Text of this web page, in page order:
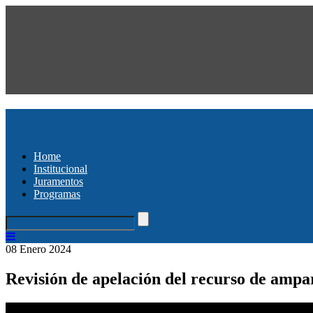
Home
Institucional
Juramentos
Programas
08 Enero 2024
Revisión de apelación del recurso de